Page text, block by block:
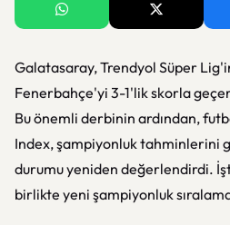
Galatasaray, Trendyol Süper
Fenerbahçe'yi 3-1'lik skorla
Bu önemli derbinin ardından,
Index, şampiyonluk tahminlerini
durumu yeniden değerlendirdi.
birlikte yeni şampiyonluk